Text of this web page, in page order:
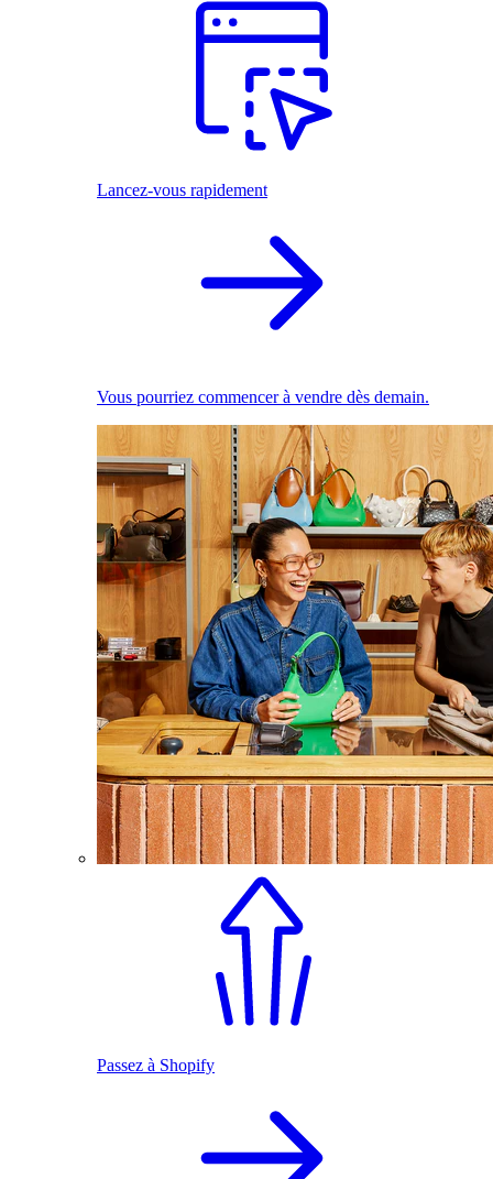
Lancez-vous rapidement
Vous pourriez commencer à vendre dès demain.
Passez à Shopify